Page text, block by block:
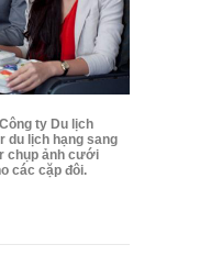
ty Du lịch
du lịch hạng sang
chụp ảnh cưới
các cặp đôi.